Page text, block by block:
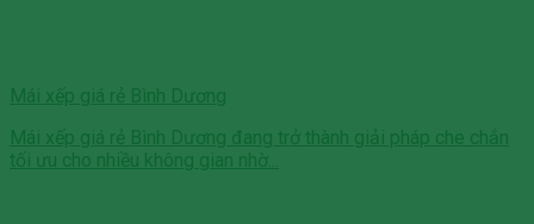
Mái xếp giá rẻ Bình Dương
Mái xếp giá rẻ Bình Dương đang trở thành giải pháp che chắn
tối ưu cho nhiều không gian nhờ...